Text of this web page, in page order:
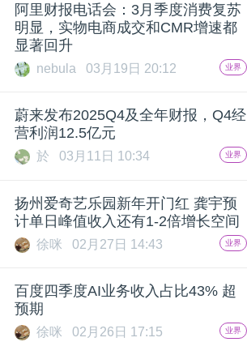
阿里财报电话会：3月季度消费复苏
明显，实物电商成交和CMR增速都
显著回升
nebula 03月19日 20:12 业界
蔚来发布2025Q4及全年财报，Q4经
营利润12.5亿元
於 03月11日 10:34 业界
扬州爱奇艺乐园新年开门红 龚宇预
计单日峰值收入还有1-2倍增长空间
徐咪 02月27日 14:43 业界
百度四季度AI业务收入占比43% 超
预期
徐咪 02月26日 17:15 业界